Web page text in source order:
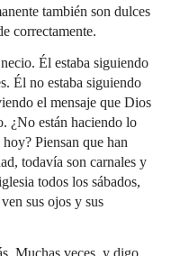
también son dulces
correctamente.
Él estaba siguiendo
Él no estaba siguiendo
el mensaje que Dios
¿No están haciendo lo
Piensan que han
todavía son carnales y
todos los sábados,
sus ojos y sus
Muchas veces, y digo